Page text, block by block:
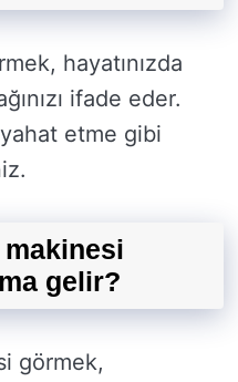
hayatınızda
ifade eder.
etme gibi
makinesi
gelir?
görmek,